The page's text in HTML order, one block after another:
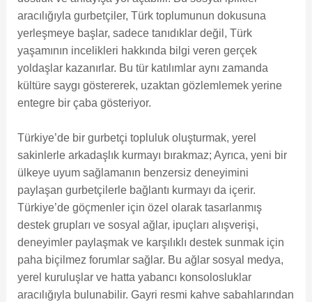
aracılığıyla gurbetçiler, Türk toplumunun dokusuna
yerleşmeye başlar, sadece tanıdıklar değil, Türk
yaşamının incelikleri hakkında bilgi veren gerçek
yoldaşlar kazanırlar. Bu tür katılımlar aynı zamanda
kültüre saygı göstererek, uzaktan gözlemlemek yerine
entegre bir çaba gösteriyor.
Türkiye’de bir gurbetçi topluluk oluşturmak, yerel
sakinlerle arkadaşlık kurmayı bırakmaz; Ayrıca, yeni bir
ülkeye uyum sağlamanın benzersiz deneyimini
paylaşan gurbetçilerle bağlantı kurmayı da içerir.
Türkiye’de göçmenler için özel olarak tasarlanmış
destek grupları ve sosyal ağlar, ipuçları alışverişi,
deneyimler paylaşmak ve karşılıklı destek sunmak için
paha biçilmez forumlar sağlar. Bu ağlar sosyal medya,
yerel kuruluşlar ve hatta yabancı konsolosluklar
aracılığıyla bulunabilir. Gayri resmi kahve sabahlarından